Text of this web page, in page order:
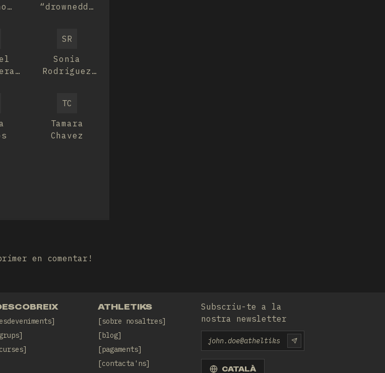
“drownedd”
SR
Sonia
Rodriguez
TC
Tamara
Chavez
en comentar!
esdeveniments
grups
curses
ATHLETIKS
sobre nosaltres
blog
pagaments
contacta'ns
Subscriu-te a la
nostra newsletter
Email
SUBSCRIU-TE-HI
CATALÀ